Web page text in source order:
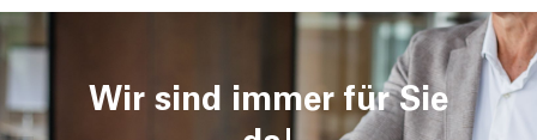
Wir sind immer für Sie